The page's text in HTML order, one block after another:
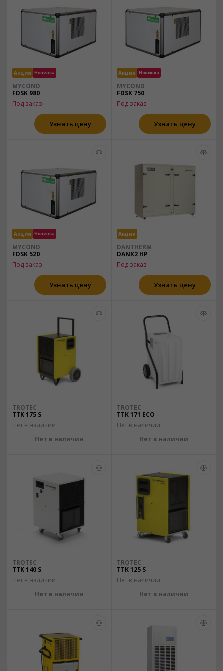
Акция Новинка
MYCOND
FDSK 980
Под заказ
Узнать цену
Акция Новинка
MYCOND
FDSK 750
Под заказ
Узнать цену
Акция Новинка
MYCOND
FDSK 520
Под заказ
Узнать цену
Акция
DANTHERM
DANX2 HP
Под заказ
Узнать цену
TROTEC
TTK 175 S
Нет в наличии
Нет в наличии
TROTEC
TTK 171 ECO
Нет в наличии
Нет в наличии
TROTEC
TTK 140 S
Нет в наличии
Нет в наличии
TROTEC
TTK 125 S
Нет в наличии
Нет в наличии